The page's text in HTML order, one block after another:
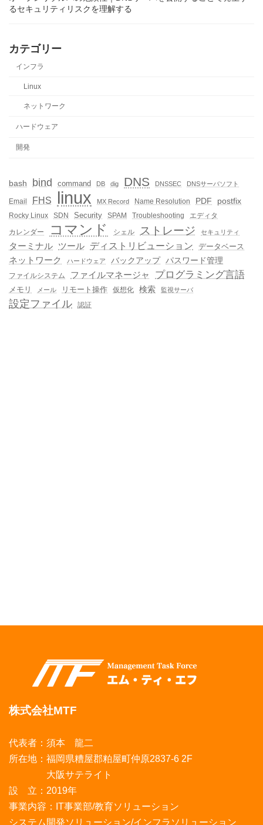
るセキュリティリスクを理解する
カテゴリー
インフラ
Linux
ネットワーク
ハードウェア
開発
bash bind command DB dig DNS DNSSEC DNSサーバソフト
Email FHS linux MX Record Name Resolution PDF postfix
Rocky Linux SDN Security SPAM Troubleshooting
エディタ
カレンダー
コマンド シェル ストレージ セキュリティ
ターミナル ツール ディストリビューション データベース
ネットワーク ハードウェア バックアップ パスワード管理
ファイルシステム ファイルマネージャ プログラミング言語
メモリ メール リモート操作 仮想化 検索 監視サーバ
設定ファイル 認証
株式会社MTF
代表者：須本 龍二
所在地：福岡県糟屋郡粕屋町仲原2837-6 2F
大阪サテライト
設 立：2019年
事業内容：IT事業部/教育ソリューション
システム開発ソリューション/インフラソリューション